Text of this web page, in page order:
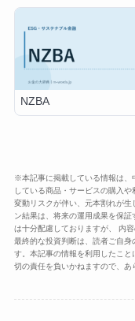
NZBA
※本記事に掲載している情報は、
している商品・サービスの購入
変動リスクが伴い、元本割れが
ン結果は、将来の運用成果を保
は十分配慮しておりますが、 内
最終的な投資判断は、読者ご自
す。本記事の情報を利用したこ
切の責任を負いかねますので、あ